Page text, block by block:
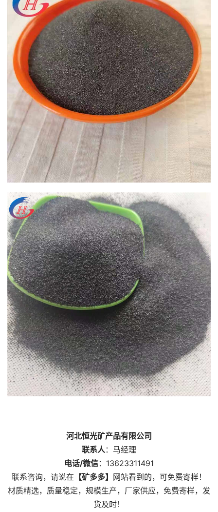
河北恒光矿产品有限公司
联系人：马经理
电话/微信：13623311491
联系咨询，请说在 【矿多多】
网站看到的，可免费寄样！
材质精选，质量稳定，规模生产，厂家供应，免费寄样，发
货及时！